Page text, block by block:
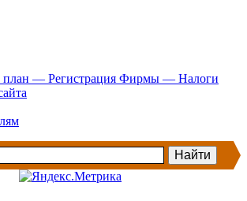
план — Регистрация Фирмы — Налоги